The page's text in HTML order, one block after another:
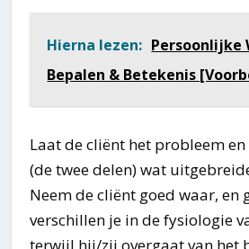
Hierna lezen: Persoonlijke
Bepalen & Betekenis
Laat de cliënt het probleem
(de twee delen) wat
Neem de cliënt goed waar, en
verschillen je in de fysiologie
terwijl hij/zij overgaat van het